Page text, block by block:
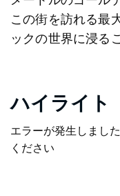
この街を訪れる最
ックの世界に浸る
ハイライト
エラーが発生しまし
ください